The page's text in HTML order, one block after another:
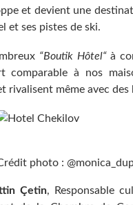
et devient une
et ses pistes de ski.
“Boutik Hôtel“ à
comparable à nos
rivalisent même avec
photo :
Çetin, Responsable